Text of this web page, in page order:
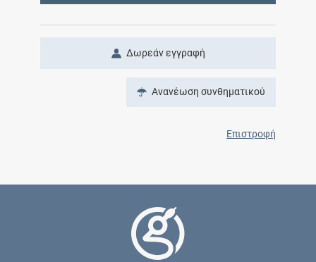
Δωρεάν εγγραφή
Ανανέωση συνθηματικού
Επιστροφή